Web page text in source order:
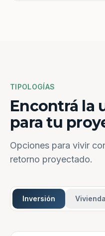
TIPOLOGÍAS
Encontrá la
para tu
Opciones para vivir
retorno proyectado.
Inversión